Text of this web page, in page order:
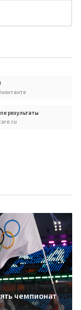
результаты
чемпионат